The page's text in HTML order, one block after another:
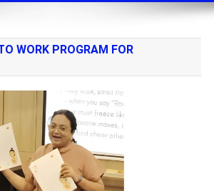
WORK PROGRAM FOR